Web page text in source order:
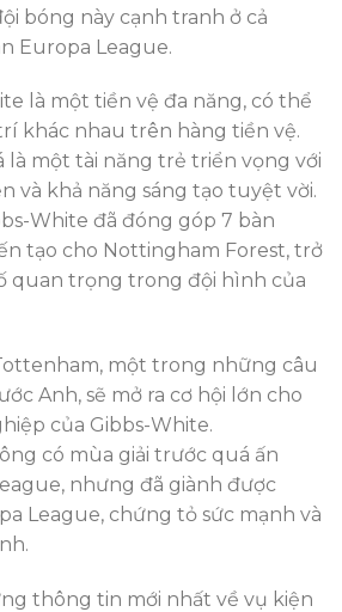
bóng này cạnh tranh ở cả
Europa League.
là một tiền vệ đa năng, có thể
khác nhau trên hàng tiền vệ.
là một tài năng trẻ triển vọng với
và khả năng sáng tạo tuyệt vời.
White đã đóng góp 7 bàn
tạo cho Nottingham Forest, trở
quan trọng trong đội hình của
một trong những câu
Anh, sẽ mở ra cơ hội lớn cho
của Gibbs-White.
có mùa giải trước quá ấn
nhưng đã giành được
League, chứng tỏ sức mạnh và
thông tin mới nhất về vụ kiện